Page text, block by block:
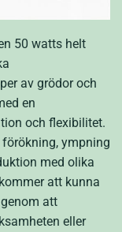
50 watts helt
av grödor och
en
och flexibilitet.
ympning
med olika
att kunna
att
eller